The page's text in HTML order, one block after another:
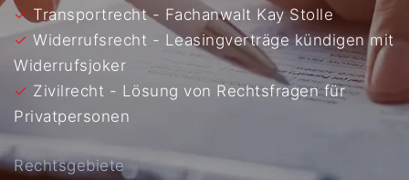
✓ Transportrecht - Fachanwalt Kay Stolle
✓ Widerrufsrecht - Leasingverträge kündigen mit
Widerrufsjoker
✓ Zivilrecht - Lösung von Rechtsfragen für
Privatpersonen
Rechtsgebiete